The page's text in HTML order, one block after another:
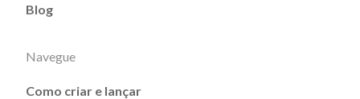
Blog
Navegue
Como criar e lançar